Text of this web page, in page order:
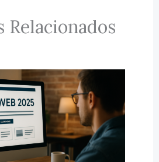
Relacionados